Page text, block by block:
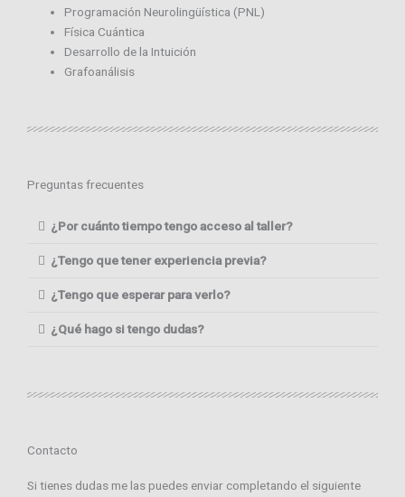
Programación Neurolingüística (PNL)
Física Cuántica
Desarrollo de la Intuición
Grafoanálisis
Preguntas frecuentes
¿Por cuánto tiempo tengo acceso al taller?
¿Tengo que tener experiencia previa?
¿Tengo que esperar para verlo?
¿Qué hago si tengo dudas?
Contacto
Si tienes dudas me las puedes enviar completando el siguiente